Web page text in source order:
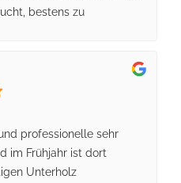
bestens zu
und ein
Jagdurlaube immer zu
professionelle sehr
im Frühjahr ist dort
Unterholz